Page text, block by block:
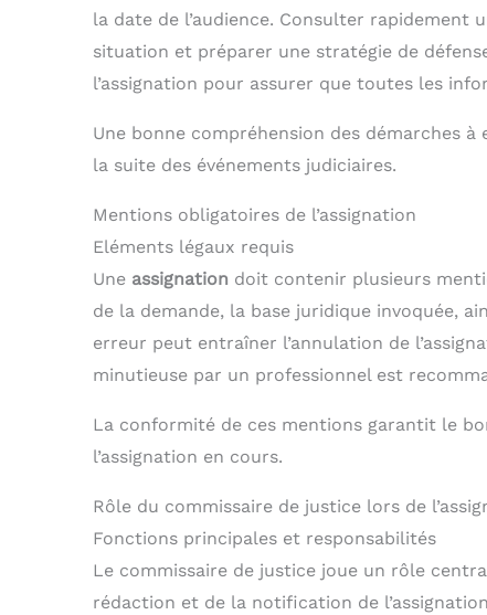
la date de l’audience. Consulter rapidement
situation et préparer une stratégie de
l’assignation pour assurer que toutes les
Une bonne compréhension des démarches
la suite des événements judiciaires.
Mentions obligatoires de l’assignation
Eléments légaux requis
Une assignation doit contenir plusieurs
de la demande, la base juridique invoquée,
erreur peut entraîner l’annulation de
minutieuse par un professionnel est
La conformité de ces mentions garantit le
l’assignation en cours.
Rôle du commissaire de justice lors de
Fonctions principales et responsabilités
Le commissaire de justice joue un rôle
rédaction et de la notification de